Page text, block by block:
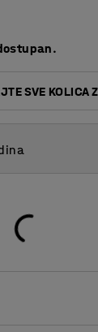
SVE KOLICA